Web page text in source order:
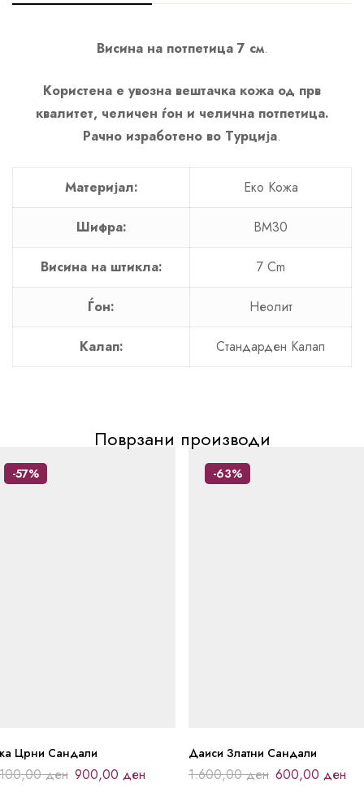
Висина на потпетица 7 см.
Користена е увозна вештачка кожа од прв
квалитет, челичен ѓон и челична потпетица.
Рачно изработено во Турција.
Материјал: Еко Кожа
Шифра: BM30
Висина на штикла: 7 Cm
Ѓон: Неолит
Калап: Стандарден Калап
Поврзани производи
-57%
Црни Сандали
ден 900,00 ден
-63%
Даиси Златни Сандали
1.600,00ден 600,00 ден